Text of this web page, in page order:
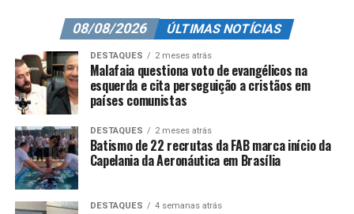
08/08/2026 ÚLTIMAS NOTÍCIAS
DESTAQUES 2 meses atrás
Malafaia questiona voto de evangélicos na
esquerda e cita perseguição a cristãos em
países comunistas
DESTAQUES 2 meses atrás
Batismo de 22 recrutas da FAB marca início da
Capelania da Aeronáutica em Brasília
DESTAQUES 4 semanas atrás